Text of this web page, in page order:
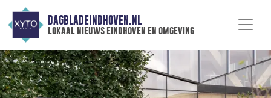
DAGBLADEINDHOVEN.NL
lokaal nieuws eindhoven en omgeving